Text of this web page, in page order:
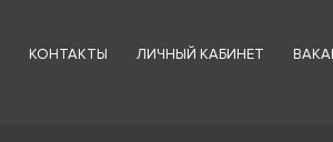
КОНТАКТЫ ЛИЧНЫЙ КАБИНЕТ